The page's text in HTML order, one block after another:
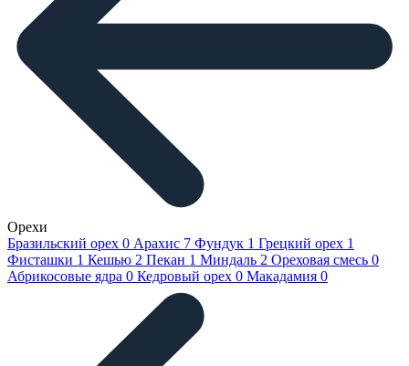
Орехи
Бразильский орех 0 Арахис 7 Фундук 1 Грецкий орех 1
Фисташки 1 Кешью 2 Пекан 1 Миндаль 2 Ореховая смесь 0
Абрикосовые ядра 0 Кедровый орех 0 Макадамия 0